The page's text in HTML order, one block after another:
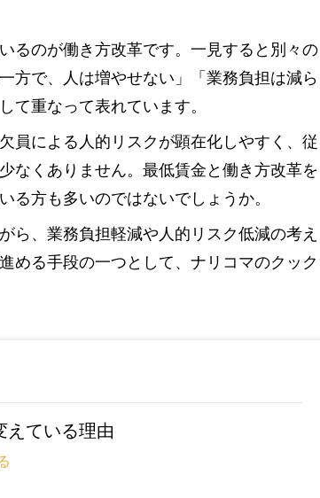
るのが働き方改革です。一見すると別々の
方で、人は増やせない」「業務負担は減ら
て重なって表れています。
員による人的リスクが顕在化しやすく、従
なくありません。最低賃金と働き方改革を
る方も多いのではないでしょうか。
ら、業務負担軽減や人的リスク低減の考え
める手段の一つとして、ナリコマのクック
えている理由